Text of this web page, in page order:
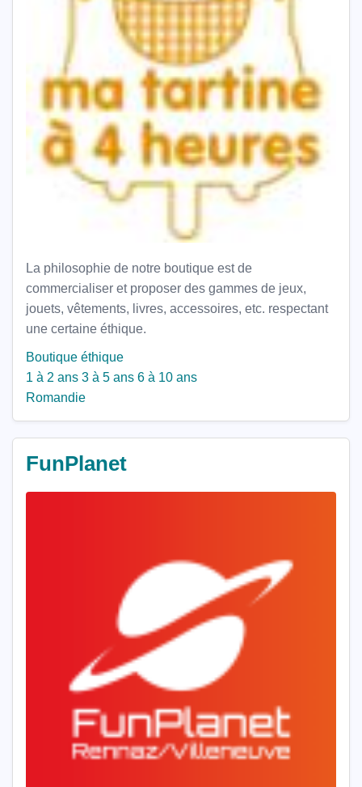
La philosophie de notre boutique est de
commercialiser et proposer des gammes de jeux,
jouets, vêtements, livres, accessoires, etc. respectant
une certaine éthique.
Boutique éthique
1 à 2 ans 3 à 5 ans 6 à 10 ans
Romandie
FunPlanet